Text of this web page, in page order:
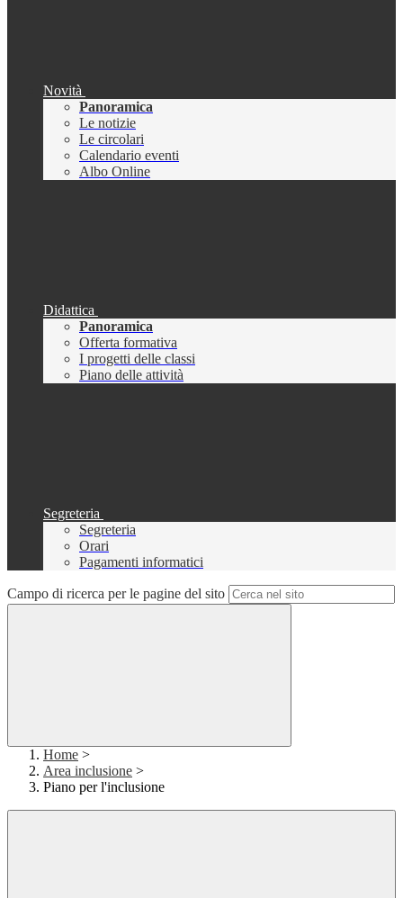
Novità
Panoramica
Le notizie
Le circolari
Calendario eventi
Albo Online
Didattica
Panoramica
Offerta formativa
I progetti delle classi
Piano delle attività
Segreteria
Segreteria
Orari
Pagamenti informatici
Campo di ricerca per le pagine del sito
Home >
Area inclusione >
Piano per l'inclusione